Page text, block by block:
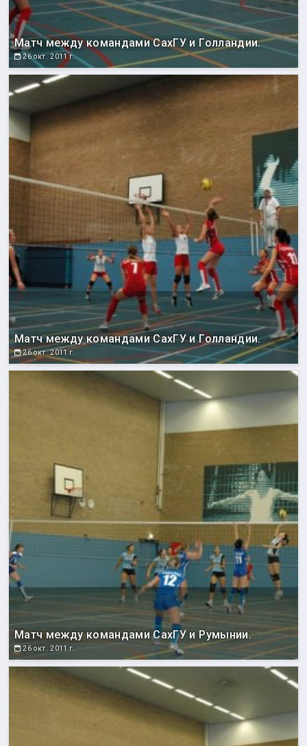
Матч между командами СахГУ и Голландии.
26 окт. 2011 г.
Матч между командами СахГУ и Голландии.
26 окт. 2011 г.
Матч между командами СахГУ и Румынии.
26 окт. 2011 г.